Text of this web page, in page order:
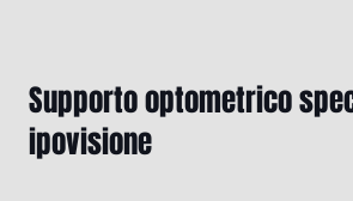
Supporto optometrico
ipovisione